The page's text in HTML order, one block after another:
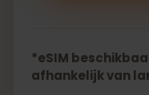
*eSIM
afhankelijk van